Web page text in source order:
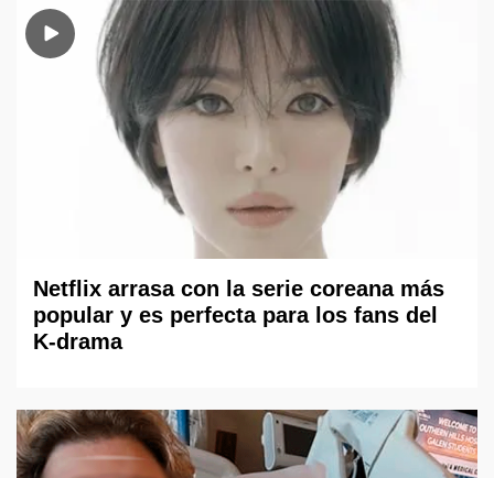
Netflix arrasa con la serie coreana más
popular y es perfecta para los fans del
K-drama